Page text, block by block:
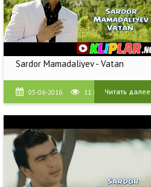
Sardor Mamadaliyev - Vatan
05-06-2016 11 880 Читать далее